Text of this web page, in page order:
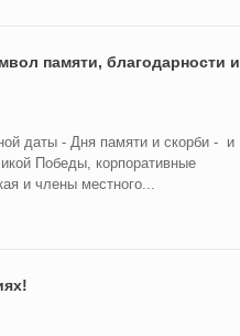
памяти, благодарности и
даты - Дня памяти и скорби - и
Победы, корпоративные
и члены местного...